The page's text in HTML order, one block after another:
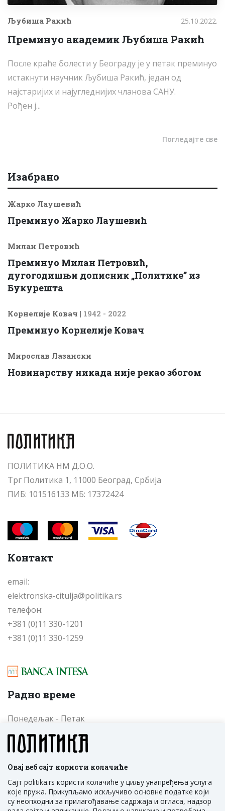
Овај веб сајт користи колачиће
Сајт politika.rs користи колачиће у циљу унапређења услуга
које пружа. Прикупљамо искључиво основне податке који
су неопходни за прилагођавање садржаја и огласа, надзор
Љубиша Ракић 25.10.2022.
Преминуо академик Љубиша Ракић
После краће болести у Београду је у петак преминуо
истакнути научник Љубиша Ракић, један од
најстаријих и најугледнијих чланова САНУ.
Рођен ј...
Погледајте све
Изабрано
Жарко Лаушевић
Преминуо Жарко Лаушевић
Милан Петровић
Преминуо Милан Петровић,
дугогодишњи дописник „Политике” из
Букурешта
Корнелије Ковач | 1942 - 2022
Преминуо Корнелије Ковач
Мирослав Лазански
Новинарству никада није рекао збогом
ПОЛИТИКА НМ Д.О.О.
Трг Политика 1, 11000 Београд, Србија
ПИБ: 101516133 МБ: 17372424
Контакт
email:
elektronska-citulja@politika.rs
телефон:
+381 (0)11 330-1201
+381 (0)11 330-1259
Радно време
Понедељак - Петак
од 09 до 17 часова
Cубота - Недеља